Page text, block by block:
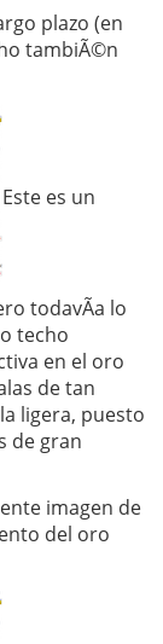
plazo (en
tambiÃ©n
Este es un
todavÃ­a lo
techo
en el oro
de tan
ligera, puesto
de gran
imagen de
del oro